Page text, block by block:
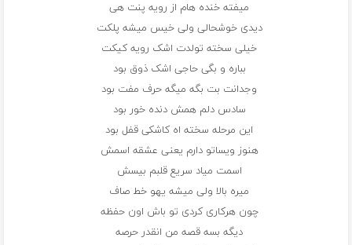
میفته خنده هام از رویه پنت هی
دیدی خوشحالی ولی خیس میشه پلکت
خیلی سخته تولدت اشک رویه کیکت
بباره و بگی حاجی اشک ذوق بود
وجدانت بت بگه میگه حرف مفت بود
سادس دلم همش دنده خور بود
این مرحله سخته اه کاشکی قفل بود
هنوز ویساتو دارم یعنی عشقه اسمش
اسمت میاد سریع قلبم بیسش
میره بالا ولی میشه یهو خط صاف
چون هرکاری کردی تو باش اون حفظه
دیگه بسه قصه من انقدر حرصه